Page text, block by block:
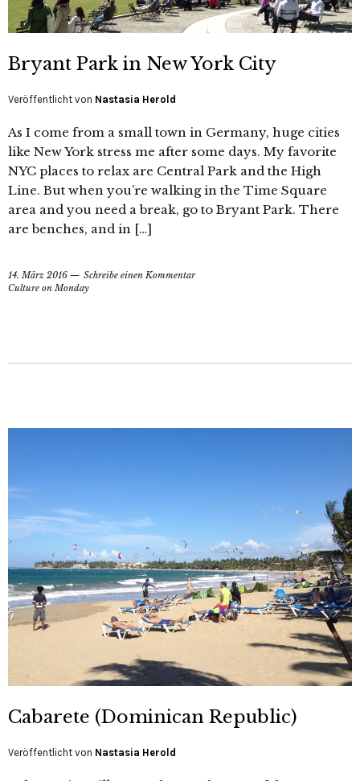
Bryant Park in New York City
Veröffentlicht von Nastasia Herold
As I come from a small town in Germany, huge cities
like New York stress me after some days. My favorite
NYC places to relax are Central Park and the High
Line. But when you’re walking in the Time Square
area and you need a break, go to Bryant Park. There
are benches, and in […]
14. März 2016
Schreibe einen Kommentar
Culture on Monday
Cabarete (Dominican Republic)
Veröffentlicht von Nastasia Herold